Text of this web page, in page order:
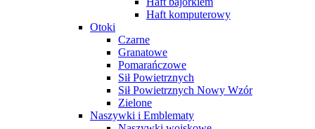
Haft komputerowy
Otoki
Czarne
Granatowe
Pomarańczowe
Sił Powietrznych
Sił Powietrznych Nowy Wzór
Zielone
Naszywki i Emblematy